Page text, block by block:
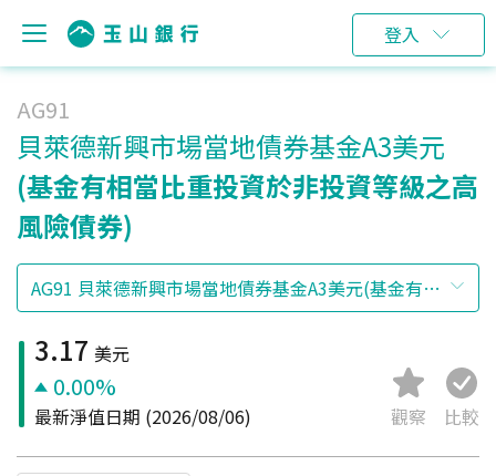
登入
AG91
貝萊德新興市場當地債券基金A3美元
(基金有相當比重投資於非投資等級之高
風險債券)
3.17 美元
0.00%
最新淨值日期 (2026/08/06) 觀察 比較